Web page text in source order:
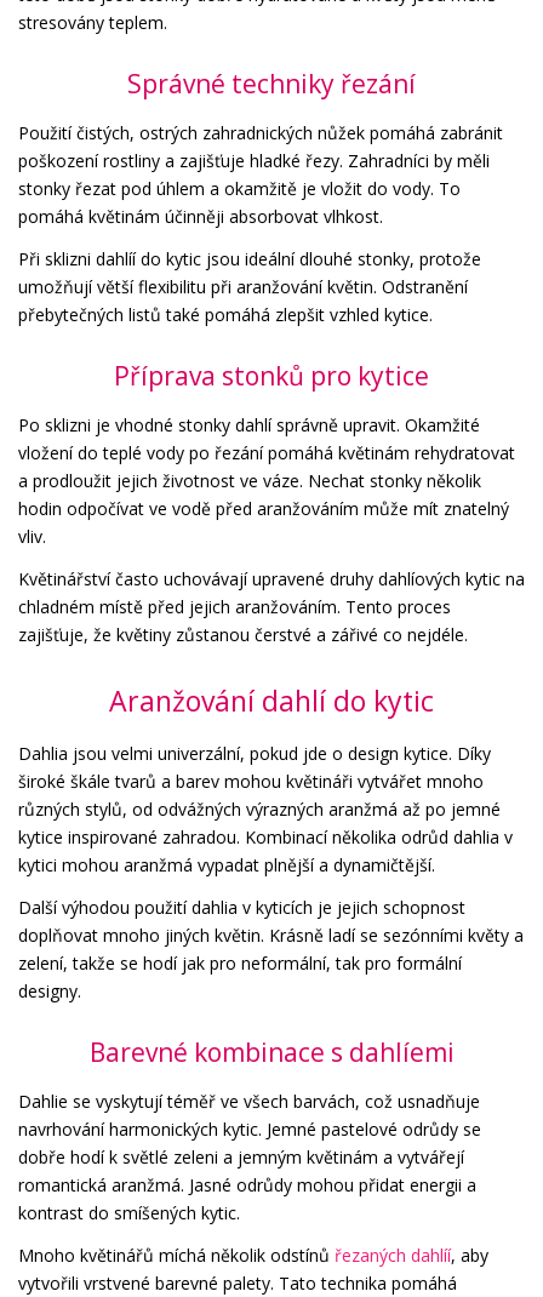
stresovány teplem.
Správné techniky řezání
Použití čistých, ostrých zahradnických nůžek pomáhá zabránit
poškození rostliny a zajišťuje hladké řezy. Zahradníci by měli
stonky řezat pod úhlem a okamžitě je vložit do vody. To
pomáhá květinám účinněji absorbovat vlhkost.
Při sklizni dahlíí do kytic jsou ideální dlouhé stonky, protože
umožňují větší flexibilitu při aranžování květin. Odstranění
přebytečných listů také pomáhá zlepšit vzhled kytice.
Příprava stonků pro kytice
Po sklizni je vhodné stonky dahlí správně upravit. Okamžité
vložení do teplé vody po řezání pomáhá květinám rehydratovat
a prodloužit jejich životnost ve váze. Nechat stonky několik
hodin odpočívat ve vodě před aranžováním může mít znatelný
vliv.
Květinářství často uchovávají upravené druhy dahlíových kytic na
chladném místě před jejich aranžováním. Tento proces
zajišťuje, že květiny zůstanou čerstvé a zářivé co nejdéle.
Aranžování dahlí do kytic
Dahlia jsou velmi univerzální, pokud jde o design kytice. Díky
široké škále tvarů a barev mohou květináři vytvářet mnoho
různých stylů, od odvážných výrazných aranžmá až po jemné
kytice inspirované zahradou. Kombinací několika odrůd dahlia v
kytici mohou aranžmá vypadat plnější a dynamičtější.
Další výhodou použití dahlia v kyticích je jejich schopnost
doplňovat mnoho jiných květin. Krásně ladí se sezónními květy a
zelení, takže se hodí jak pro neformální, tak pro formální
designy.
Barevné kombinace s dahlíemi
Dahlie se vyskytují téměř ve všech barvách, což usnadňuje
navrhování harmonických kytic. Jemné pastelové odrůdy se
dobře hodí k světlé zeleni a jemným květinám a vytvářejí
romantická aranžmá. Jasné odrůdy mohou přidat energii a
kontrast do smíšených kytic.
Mnoho květinářů míchá několik odstínů řezaných dahlíí, aby
vytvořili vrstvené barevné palety. Tato technika pomáhá